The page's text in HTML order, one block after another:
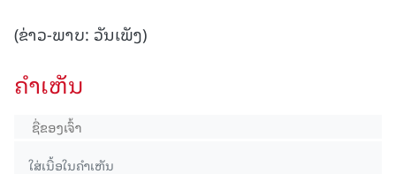
(ຂ່າວ-ພາບ: ວັນເພັງ)
ຄໍາເຫັນ